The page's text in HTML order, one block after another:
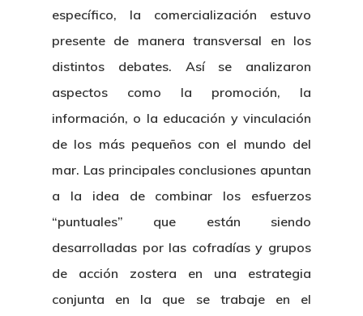
específico, la comercialización estuvo
presente de manera transversal en los
distintos debates. Así se analizaron
aspectos como la promoción, la
información, o la educación y vinculación
de los más pequeños con el mundo del
mar. Las principales conclusiones apuntan
a la idea de combinar los esfuerzos
“puntuales” que están siendo
desarrolladas por las cofradías y grupos
de acción zostera en una estrategia
conjunta en la que se trabaje en el